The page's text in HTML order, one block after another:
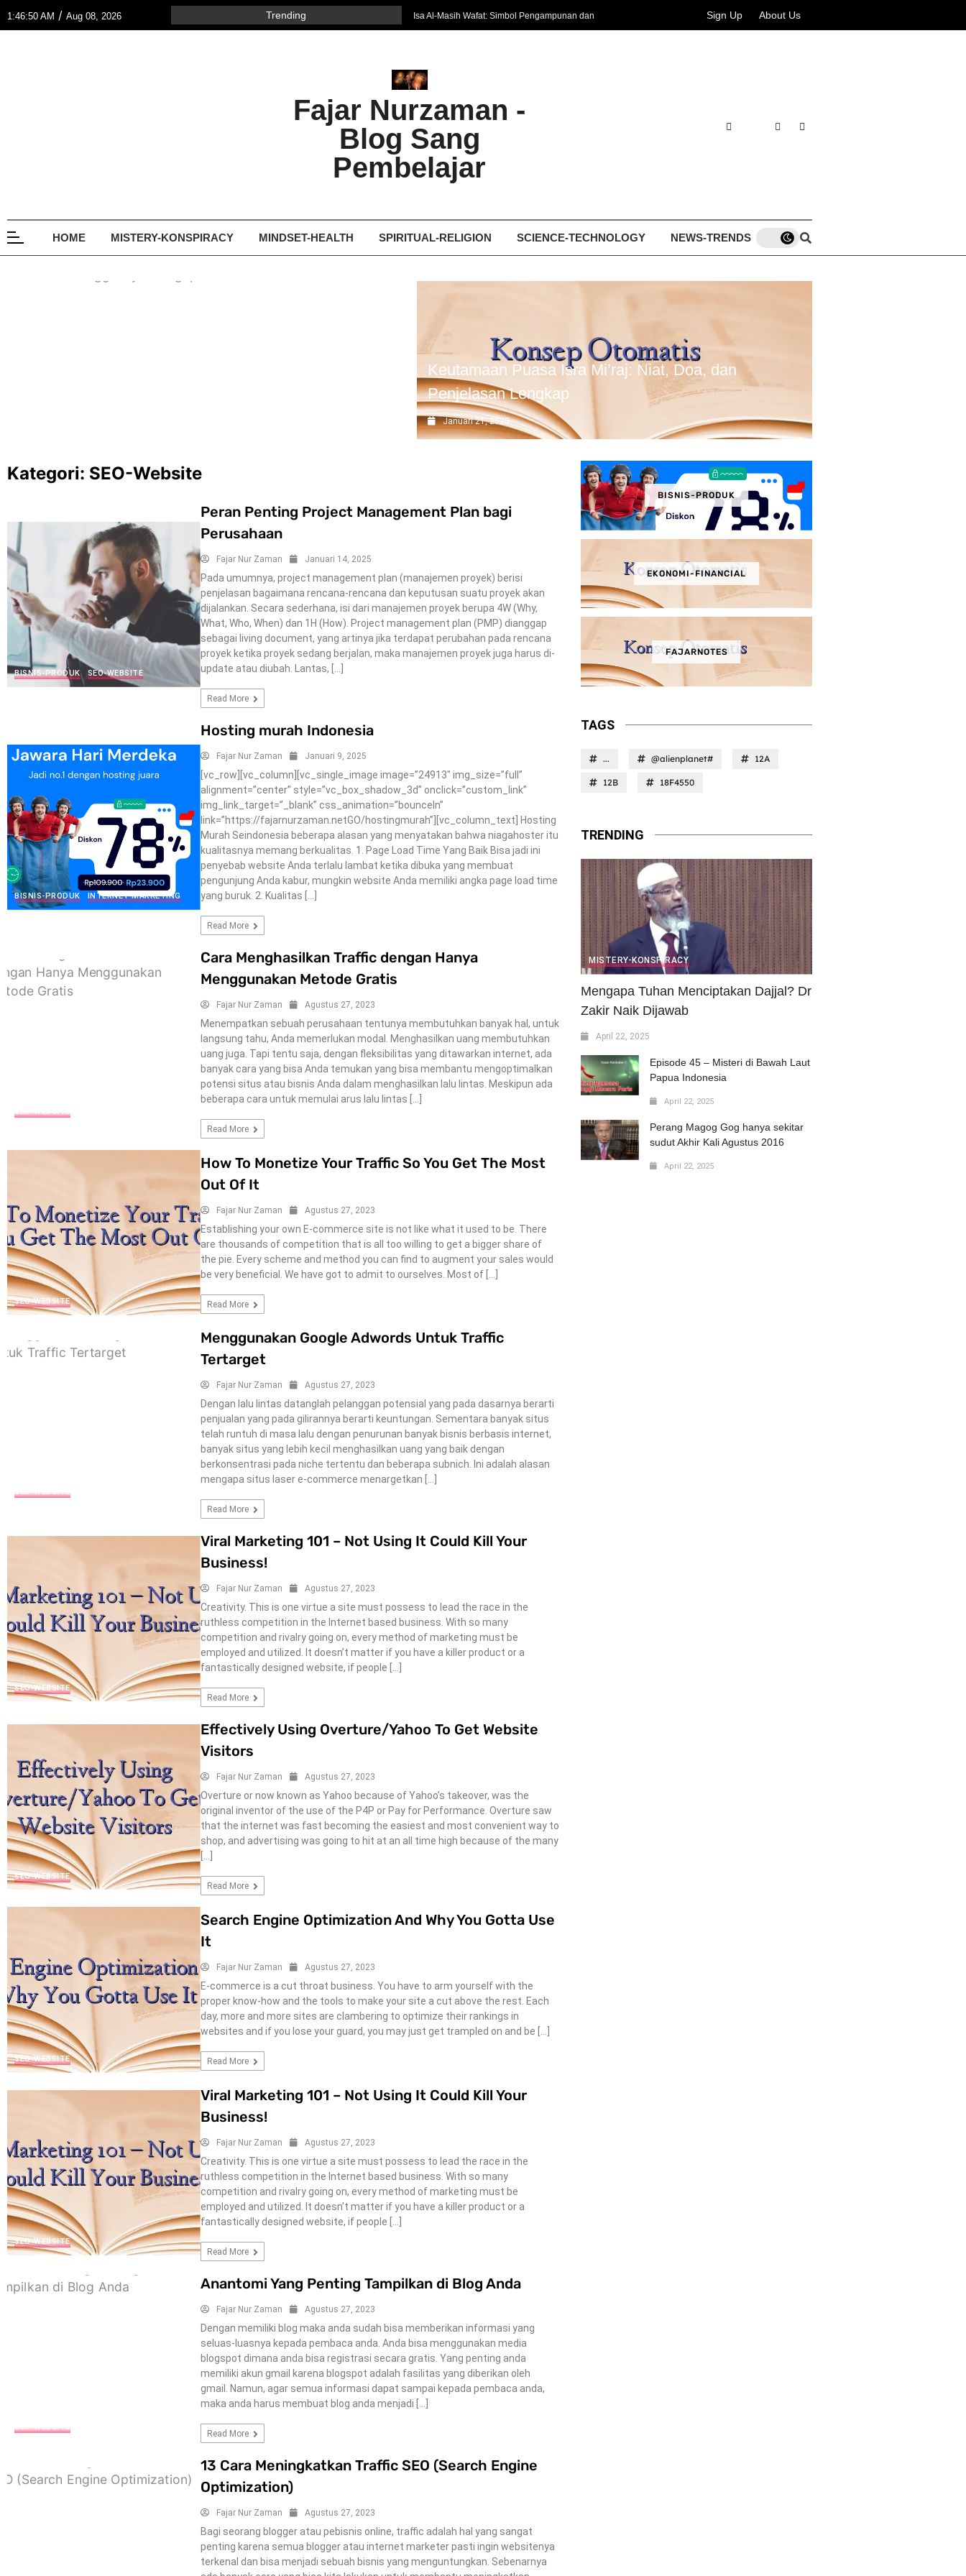
1:46:50 AM / Aug 08, 2026 Trending
Isa Al-Masih Wafat: Simbol Pengampunan dan
Harapan Baru
Ghosting: Menghilang Tanpa Jejak, Tren Toxic
Bukan Seberapa Keras Kita Jatuh, tetapi
Bagaimana Kita Bangkit Kembali
Dampak Fatherless: Ketika Anak Salah
Mengartikan Cinta dan Kasih Sayang
Sign Up About Us
Fajar Nurzaman -
Blog Sang
Pembelajar
HOME MISTERY-KONSPIRACY MINDSET-HEALTH SPIRITUAL-RELIGION SCIENCE-TECHNOLOGY NEWS-TRENDS
Keutamaan Puasa Isra Mi’raj: Niat, Doa, dan
Penjelasan Lengkap
Januari 21, 2025
Kategori: SEO-Website
BISNIS-PRODUK SEO-WEBSITE
Peran Penting Project Management Plan bagi
Perusahaan
Fajar Nur Zaman Januari 14, 2025
Pada umumnya, project management plan (manajemen proyek) berisi
penjelasan bagaimana rencana-rencana dan keputusan suatu proyek akan
dijalankan. Secara sederhana, isi dari manajemen proyek berupa 4W (Why,
What, Who, When) dan 1H (How). Project management plan (PMP) dianggap
sebagai living document, yang artinya jika terdapat perubahan pada rencana
proyek ketika proyek sedang berjalan, maka manajemen proyek juga harus di-
update atau diubah. Lantas, […]
Read More
BISNIS-PRODUK INTERNET-MARKETING
Hosting murah Indonesia
Fajar Nur Zaman Januari 9, 2025
[vc_row][vc_column][vc_single_image image=”24913″ img_size=”full”
alignment=”center” style=”vc_box_shadow_3d” onclick=”custom_link”
img_link_target=”_blank” css_animation=”bounceIn”
link=”https://fajarnurzaman.netGO/hostingmurah”][vc_column_text] Hosting
Murah Seindonesia beberapa alasan yang menyatakan bahwa niagahoster itu
kualitasnya memang berkualitas. 1. Page Load Time Yang Baik Bisa jadi ini
penyebab website Anda terlalu lambat ketika dibuka yang membuat
pengunjung Anda kabur, mungkin website Anda memiliki angka page load time
yang buruk. 2. Kualitas […]
Read More
SEO-WEBSITE
Cara Menghasilkan Traffic dengan Hanya
Menggunakan Metode Gratis
Fajar Nur Zaman Agustus 27, 2023
Menempatkan sebuah perusahaan tentunya membutuhkan banyak hal, untuk
langsung tahu, Anda memerlukan modal. Menghasilkan uang membutuhkan
uang juga. Tapi tentu saja, dengan fleksibilitas yang ditawarkan internet, ada
banyak cara yang bisa Anda temukan yang bisa membantu mengoptimalkan
potensi situs atau bisnis Anda dalam menghasilkan lalu lintas. Meskipun ada
beberapa cara untuk memulai arus lalu lintas […]
Read More
SEO-WEBSITE
How To Monetize Your Traffic So You Get The Most
Out Of It
Fajar Nur Zaman Agustus 27, 2023
Establishing your own E-commerce site is not like what it used to be. There
are thousands of competition that is all too willing to get a bigger share of
the pie. Every scheme and method you can find to augment your sales would
be very beneficial. We have got to admit to ourselves. Most of […]
Read More
SEO-WEBSITE
Menggunakan Google Adwords Untuk Traffic
Tertarget
Fajar Nur Zaman Agustus 27, 2023
Dengan lalu lintas datanglah pelanggan potensial yang pada dasarnya berarti
penjualan yang pada gilirannya berarti keuntungan. Sementara banyak situs
telah runtuh di masa lalu dengan penurunan banyak bisnis berbasis internet,
banyak situs yang lebih kecil menghasilkan uang yang baik dengan
berkonsentrasi pada niche tertentu dan beberapa subnich. Ini adalah alasan
mengapa situs laser e-commerce menargetkan […]
Read More
SEO-WEBSITE
Viral Marketing 101 – Not Using It Could Kill Your
Business!
Fajar Nur Zaman Agustus 27, 2023
Creativity. This is one virtue a site must possess to lead the race in the
ruthless competition in the Internet based business. With so many
competition and rivalry going on, every method of marketing must be
employed and utilized. It doesn’t matter if you have a killer product or a
fantastically designed website, if people […]
Read More
SEO-WEBSITE
Effectively Using Overture/Yahoo To Get Website
Visitors
Fajar Nur Zaman Agustus 27, 2023
Overture or now known as Yahoo because of Yahoo’s takeover, was the
original inventor of the use of the P4P or Pay for Performance. Overture saw
that the internet was fast becoming the easiest and most convenient way to
shop, and advertising was going to hit at an all time high because of the many
[…]
Read More
SEO-WEBSITE
Search Engine Optimization And Why You Gotta Use
It
Fajar Nur Zaman Agustus 27, 2023
E-commerce is a cut throat business. You have to arm yourself with the
proper know-how and the tools to make your site a cut above the rest. Each
day, more and more sites are clambering to optimize their rankings in
websites and if you lose your guard, you may just get trampled on and be […]
Read More
SEO-WEBSITE
Viral Marketing 101 – Not Using It Could Kill Your
Business!
Fajar Nur Zaman Agustus 27, 2023
Creativity. This is one virtue a site must possess to lead the race in the
ruthless competition in the Internet based business. With so many
competition and rivalry going on, every method of marketing must be
employed and utilized. It doesn’t matter if you have a killer product or a
fantastically designed website, if people […]
Read More
SEO-WEBSITE
Anantomi Yang Penting Tampilkan di Blog Anda
Fajar Nur Zaman Agustus 27, 2023
Dengan memiliki blog maka anda sudah bisa memberikan informasi yang
seluas-luasnya kepada pembaca anda. Anda bisa menggunakan media
blogspot dimana anda bisa registrasi secara gratis. Yang penting anda
memiliki akun gmail karena blogspot adalah fasilitas yang diberikan oleh
gmail. Namun, agar semua informasi dapat sampai kepada pembaca anda,
maka anda harus membuat blog anda menjadi […]
Read More
13 Cara Meningkatkan Traffic SEO (Search Engine
Optimization)
Fajar Nur Zaman Agustus 27, 2023
Bagi seorang blogger atau pebisnis online, traffic adalah hal yang sangat
penting karena semua blogger atau internet marketer pasti ingin websitenya
terkenal dan bisa menjadi sebuah bisnis yang menguntungkan. Sebenarnya
BISNIS-PRODUK
EKONOMI-FINANCIAL
FAJARNOTES
TAGS
... @alienplanet# 12A
12B 18F4550
TRENDING
MISTERY-KONSPIRACY
Mengapa Tuhan Menciptakan Dajjal? Dr
Zakir Naik Dijawab
April 22, 2025
Episode 45 – Misteri di Bawah Laut
Papua Indonesia
April 22, 2025
Perang Magog Gog hanya sekitar
sudut Akhir Kali Agustus 2016
April 22, 2025